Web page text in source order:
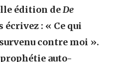
édition deDe
écrivez : « Ce qui
contre moi ».
auto-